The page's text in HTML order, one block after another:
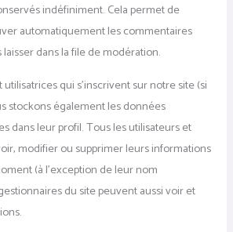
indéfiniment. Cela permet de
automatiquement les commentaires
dans la file de modération.
qui s’inscrivent sur notre site (si
stockons également les données
dans leur profil. Tous les utilisateurs et
modifier ou supprimer leurs informations
(à l’exception de leur nom
du site peuvent aussi voir et